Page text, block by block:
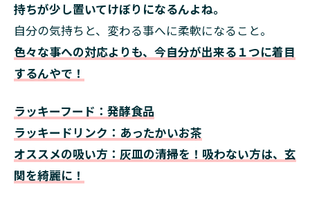
持ちが少し置いてけぼりになるんよね。
自分の気持ちと、変わる事へに柔軟になること。
色々な事への対応よりも、今自分が出来る１つに着目
するんやで！
ラッキーフード：発酵食品
ラッキードリンク：あったかいお茶
オススメの吸い方：灰皿の清掃を！吸わない方は、玄
関を綺麗に！